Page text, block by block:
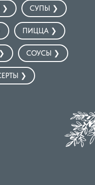
❯ СУПЫ ❯
ПИЦЦА ❯
СОУСЫ ❯
❯